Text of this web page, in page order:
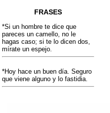
FRASES
*Si un hombre te dice que
pareces un camello, no le
hagas caso; si te lo dicen dos,
mírate un espejo.
*Hoy hace un buen día. Seguro
que viene alguno y lo fastidia.